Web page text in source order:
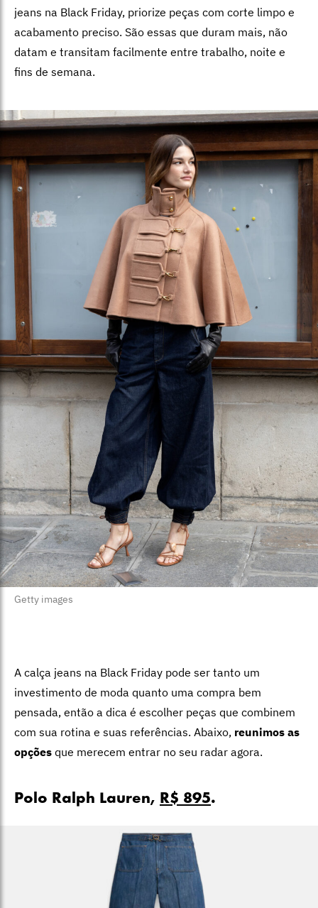
jeans na Black Friday, priorize peças com corte limpo e
acabamento preciso. São essas que duram mais, não
datam e transitam facilmente entre trabalho, noite e
fins de semana.
Getty images
A calça jeans na Black Friday pode ser tanto um
investimento de moda quanto uma compra bem
pensada, então a dica é escolher peças que combinem
com sua rotina e suas referências. Abaixo, reunimos as
opções que merecem entrar no seu radar agora.
Polo Ralph Lauren, R$ 895.